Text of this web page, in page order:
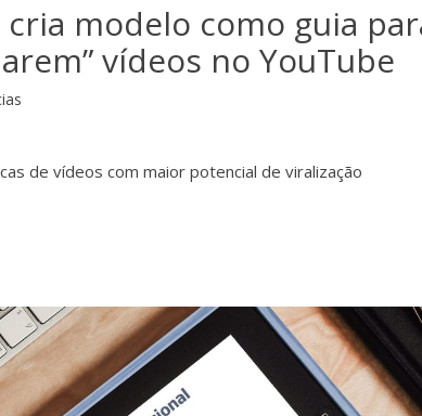
modelo como guia
vídeos no YouTube
de vídeos com maior potencial de viralização